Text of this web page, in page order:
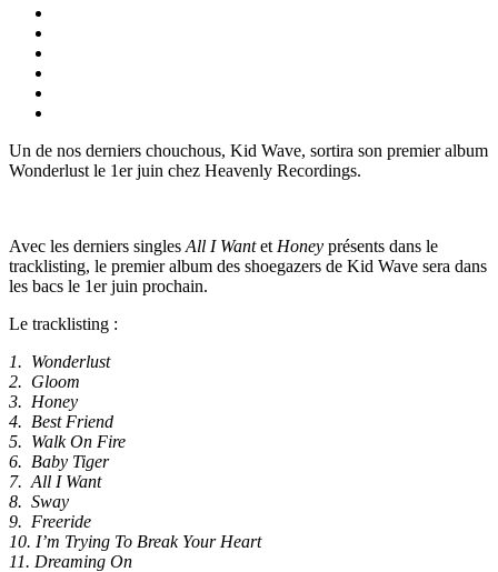
Un de nos derniers chouchous, Kid Wave, sortira son premier album
Wonderlust le 1er juin chez Heavenly Recordings.
Avec les derniers singles All I Wantet Honey présents dans le
tracklisting, le premier album des shoegazers de Kid Wave sera dans
les bacs le 1er juin prochain.
Le tracklisting :
1. Wonderlust
2. Gloom
3. Honey
4. Best Friend
5. Walk On Fire
6. Baby Tiger
7. All I Want
8. Sway
9. Freeride
10. I’m Trying To Break Your Heart
11. Dreaming On